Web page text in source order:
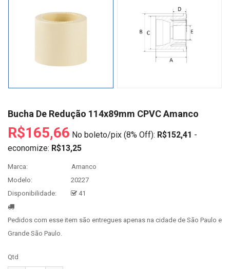
Bucha De Redução 114x89mm CPVC Amanco
R$165,66 No boleto/pix (8% Off): R$152,41 -
economize: R$13,25
Marca:
Amanco
Modelo:
20227
Disponibilidade:
41
Pedidos com esse item são entregues apenas na cidade de São Paulo e
Grande São Paulo.
Qtd